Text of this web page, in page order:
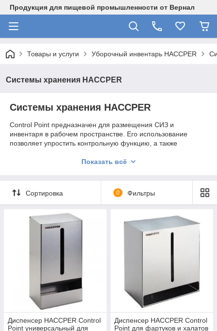
Продукция для пищевой промышленности от Вернал
Товары и услуги Уборочный инвентарь HACCPER
Системы хранения HACCPER
Системы хранения HACCPER
Control Point предназначен для размещения СИЗ и
инвентаря в рабочем пространстве. Его использование
позволяет упростить контрольную функцию, а также
для которых предназначена система.
Показать всё
Сортировка 0 Фильтры
Диспенсер HACCPER Control
Point универсальный для
Диспенсер HACCPER Control
Point для фартуков и халатов